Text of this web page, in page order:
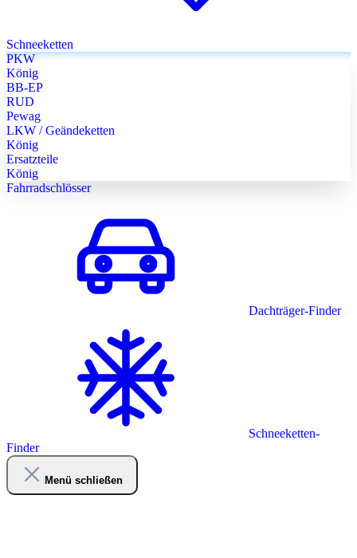
Schneeketten
PKW
König
BB-EP
RUD
Pewag
LKW / Geändeketten
König
Ersatzteile
König
Fahrradschlösser
Dachträger-Finder
Schneeketten-
Finder
Menü schließen